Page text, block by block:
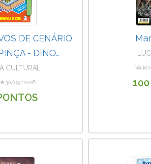
DE CENÁRIO
- DINO…
CULTURAL
30/09/2026